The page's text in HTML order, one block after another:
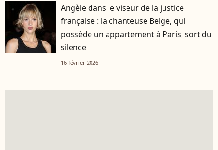
Angèle dans le viseur de la justice
française : la chanteuse Belge, qui
possède un appartement à Paris, sort du
silence
16 février 2026